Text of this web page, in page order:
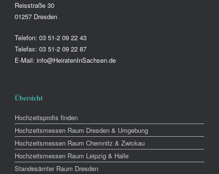
Reisstraße 30
01257 Dresden
Telefon: 03 51-2 09 22 43
Telefax: 03 51-2 09 22 87
E-Mail: info@HeiratenInSachsen.de
Übersicht
Hochzeitsprofis finden
Hochzeitsmessen Raum Dresden & Umgebung
Hochzeitsmessen Raum Chemnitz & Zwickau
Hochzeitsmessen Raum Leipzig & Halle
Standesämter Raum Dresden